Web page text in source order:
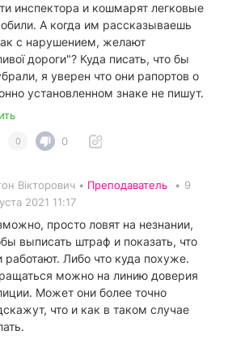
инспектора и кошмарят легковые
А когда им рассказываешь
с нарушением, желают
дороги"? Куда писать, что бы
я уверен что они рапортов о
установленном знаке не пишут.
0 0
Вікторович • Преподаватель • 9
2021 11:17
просто ловят на незнании,
выписать штраф и показать, что
работают. Либо что куда похуже.
можно на линию доверия
Может они более точно
что и как в таком случае